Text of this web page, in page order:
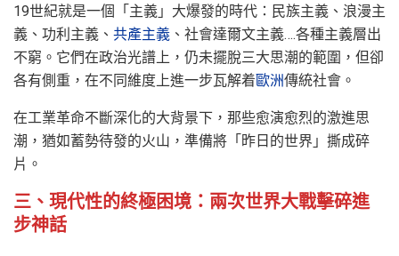
19世紀就是一個「主義」大爆發的時代：民族主義、浪漫主
義、功利主義、 共產主義 、社會達爾文主義….各種主義層出
不窮。它們在政治光譜上，仍未擺脫三大思潮的範圍，但卻
各有側重，在不同維度上進一步瓦解着歐洲傳統社會。
在工業革命不斷深化的大背景下，那些愈演愈烈的激進思
潮，猶如蓄勢待發的火山，準備將「昨日的世界」撕成碎
片。
三、現代性的終極困境：兩次世界大戰擊碎進
步神話